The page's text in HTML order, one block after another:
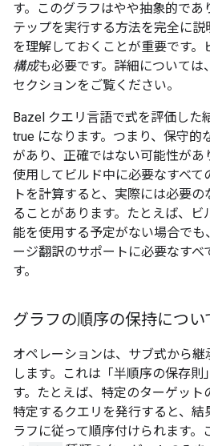
す。このグラフはやや抽象的であ
テップを実行する方法を完全に説
を理解しておくことが重要です。
構成も必要です。詳細については
セクションをご覧ください。
Bazel クエリ言語で式を評価した
true になります。つまり、保守的
があり、正確ではない可能性があ
使用してビルド中に必要なすべて
トを計算すると、実際には必要
ることがあります。たとえば、
能を使用する予定がない場合で
ージ翻訳のサポートに必要なすべ
す。
グラフの順序の保持につい
オペレーションは、サブ式から
します。これは「半順序の保存
す。たとえば、特定のターゲット
特定するクエリを発行すると、
ラフに従って順序付けられます。